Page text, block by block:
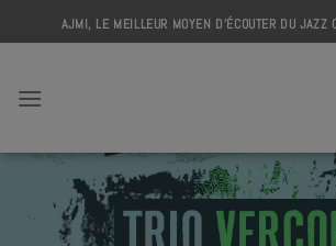
to
AJMI, LE MEILLEUR MOYEN D'ÉCOUTER DU JAZZ